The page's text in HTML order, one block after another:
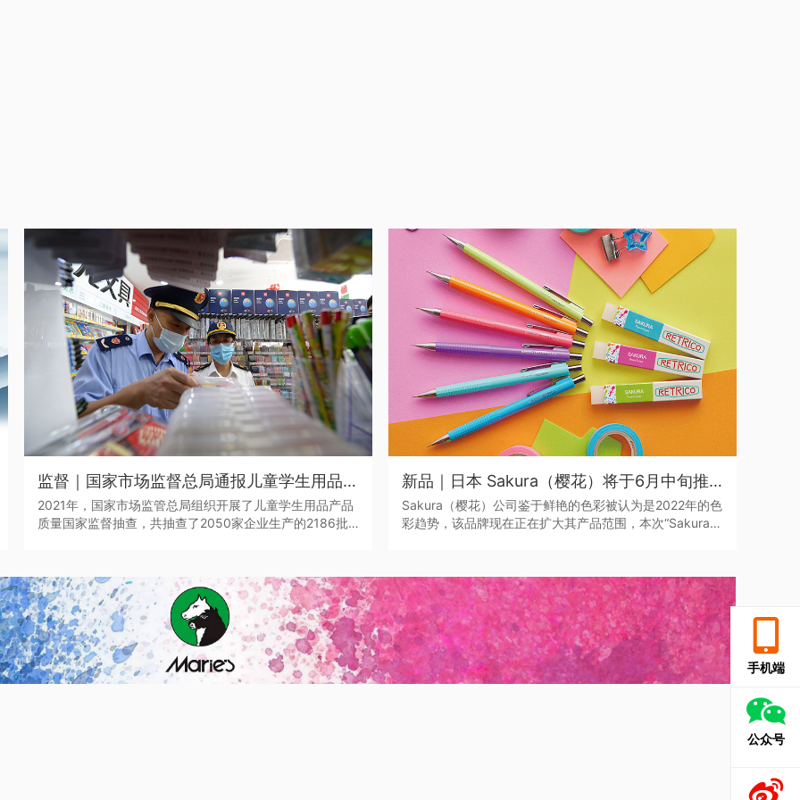
监督｜国家市场监督总局通报儿童学生用品产品2021年抽查情况
2021年，国家市场监管总局组织开展了儿童学生用品产品
质量国家监督抽查，共抽查了2050家企业生产的2186批
等7种产品。其中，学生文具抽查不合格率7.0%，主要涉及
浙江省、广东省等产地的生产企业。
新品｜日本 Sakura（樱花）将于6月中旬推出全新色系的“Sakura Color Products”自动铅笔与橡皮擦
Sakura（樱花）公司鉴于鲜艳的色彩被认为是2022年的色
彩趋势，该品牌现在正在扩大其产品范围，本次“Sakura
手机端
公众号